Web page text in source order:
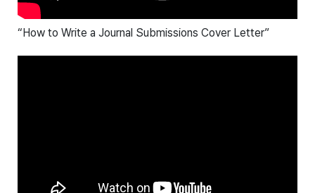
“How to Write a Journal Submissions Cover Letter”